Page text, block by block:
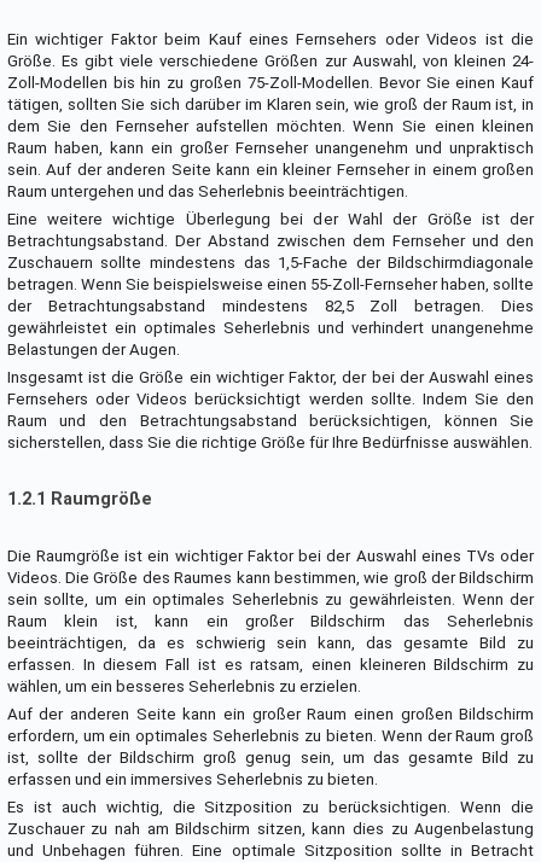
Ein wichtiger Faktor beim Kauf eines Fernsehers oder Videos ist die
Größe. Es gibt viele verschiedene Größen zur Auswahl, von kleinen 24-
Zoll-Modellen bis hin zu großen 75-Zoll-Modellen. Bevor Sie einen Kauf
tätigen, sollten Sie sich darüber im Klaren sein, wie groß der Raum ist, in
dem Sie den Fernseher aufstellen möchten. Wenn Sie einen kleinen
Raum haben, kann ein großer Fernseher unangenehm und unpraktisch
sein. Auf der anderen Seite kann ein kleiner Fernseher in einem großen
Raum untergehen und das Seherlebnis beeinträchtigen.
Eine weitere wichtige Überlegung bei der Wahl der Größe ist der
Betrachtungsabstand. Der Abstand zwischen dem Fernseher und den
Zuschauern sollte mindestens das 1,5-Fache der Bildschirmdiagonale
betragen. Wenn Sie beispielsweise einen 55-Zoll-Fernseher haben, sollte
der Betrachtungsabstand mindestens 82,5 Zoll betragen. Dies
gewährleistet ein optimales Seherlebnis und verhindert unangenehme
Belastungen der Augen.
Insgesamt ist die Größe ein wichtiger Faktor, der bei der Auswahl eines
Fernsehers oder Videos berücksichtigt werden sollte. Indem Sie den
Raum und den Betrachtungsabstand berücksichtigen, können Sie
sicherstellen, dass Sie die richtige Größe für Ihre Bedürfnisse auswählen.
1.2.1 Raumgröße
Die Raumgröße ist ein wichtiger Faktor bei der Auswahl eines TVs oder
Videos. Die Größe des Raumes kann bestimmen, wie groß der Bildschirm
sein sollte, um ein optimales Seherlebnis zu gewährleisten. Wenn der
Raum klein ist, kann ein großer Bildschirm das Seherlebnis
beeinträchtigen, da es schwierig sein kann, das gesamte Bild zu
erfassen. In diesem Fall ist es ratsam, einen kleineren Bildschirm zu
wählen, um ein besseres Seherlebnis zu erzielen.
Auf der anderen Seite kann ein großer Raum einen großen Bildschirm
erfordern, um ein optimales Seherlebnis zu bieten. Wenn der Raum groß
ist, sollte der Bildschirm groß genug sein, um das gesamte Bild zu
erfassen und ein immersives Seherlebnis zu bieten.
Es ist auch wichtig, die Sitzposition zu berücksichtigen. Wenn die
Zuschauer zu nah am Bildschirm sitzen, kann dies zu Augenbelastung
und Unbehagen führen. Eine optimale Sitzposition sollte in Betracht